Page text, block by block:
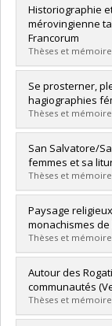
Diplômé(e) :
Cycle :Maîtrise
Diplôme obtenu :
Lien vers le
Historiographie
mérovingienne
Francorum
Thèses et
Diplômé(e) :
Cycle :Maîtrise
Diplôme
Lien vers le
Se prosterner,
hagiographies
Thèses et
Diplômé(e) :
Cycle :Maîtrise
Diplôme
Lien vers le
San Salvatore/
femmes et sa
Thèses et
Diplômé(e) :
Cycle :Doctorat
Diplôme
Lien vers le
Paysage
monachismes
Thèses et
Diplômé(e) :
Cycle :Maîtrise
Diplôme
Lien vers le
Autour des
communautés
Thèses et